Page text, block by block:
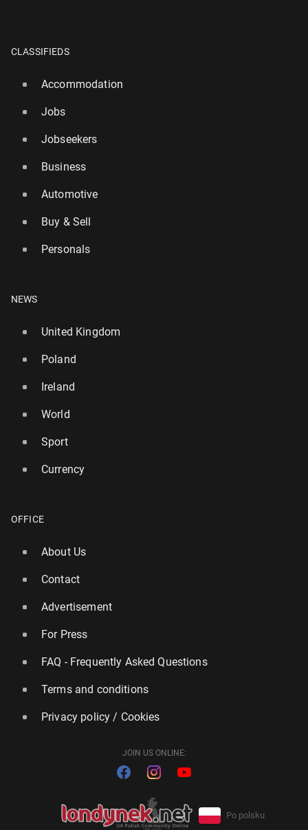
CLASSIFIEDS
Accommodation
Jobs
Jobseekers
Business
Automotive
Buy & Sell
Personals
NEWS
United Kingdom
Poland
Ireland
World
Sport
Currency
OFFICE
About Us
Contact
Advertisement
For Press
FAQ - Frequently Asked Questions
Terms and conditions
Privacy policy / Cookies
JOIN US ONLINE:
Po polsku